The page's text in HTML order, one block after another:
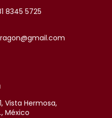
5725
Vista Hermosa,
México